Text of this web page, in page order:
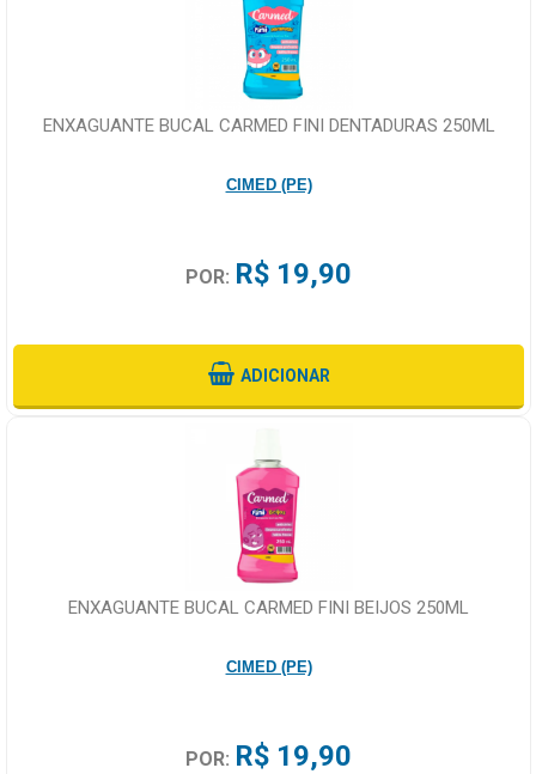
ENXAGUANTE BUCAL CARMED FINI DENTADURAS 250ML
CIMED (PE)
POR: R$ 19,90
ADICIONAR
ENXAGUANTE BUCAL CARMED FINI BEIJOS 250ML
CIMED (PE)
POR: R$ 19,90